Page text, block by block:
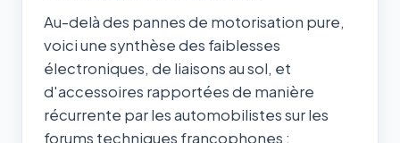
Au-delà des pannes de motorisation pure,
voici une synthèse des faiblesses
électroniques, de liaisons au sol, et
d'accessoires rapportées de manière
récurrente par les automobilistes sur les
forums techniques francophones :